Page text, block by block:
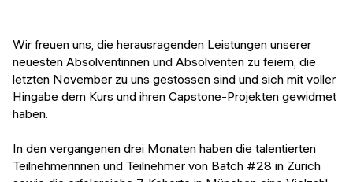
KURZKURSE
Generative KI meistern
Python Programmierung
KOSTENLOSE RESSOURCEN
Veranstaltungen
Abschlussprojekte
Alumni Geschichten
Wir freuen uns, die herausragenden Leistungen unserer
neuesten Absolventinnen und Absolventen zu feiern, die
letzten November zu uns gestossen sind und sich mit voller
Hingabe dem Kurs und ihren Capstone-Projekten gewidmet
haben.
In den vergangenen drei Monaten haben die talentierten
Teilnehmerinnen und Teilnehmer von Batch #28 in Zürich